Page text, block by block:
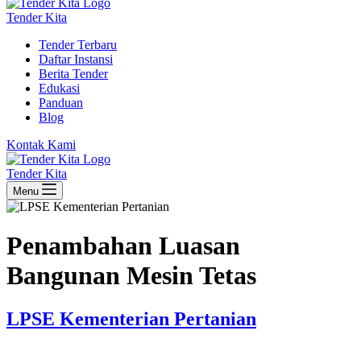
Tender Kita
Tender Terbaru
Daftar Instansi
Berita Tender
Edukasi
Panduan
Blog
Kontak Kami
Tender Kita
Menu
Penambahan Luasan
Bangunan Mesin Tetas
LPSE Kementerian Pertanian